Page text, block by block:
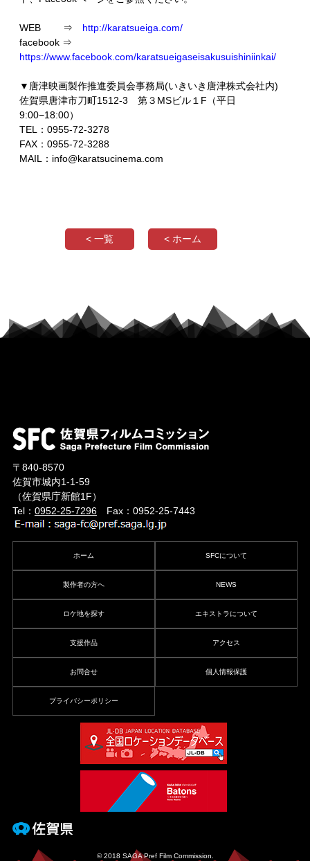
WEB ⇒ http://karatsueiga.com/
facebook ⇒
https://www.facebook.com/karatsueigaseisakusuishiniinkai/
▼唐津映画製作推進委員会事務局(いきいき唐津株式会社内)
佐賀県唐津市刀町1512-3 第３MSビル１F（平日
9:00−18:00）
TEL：0955-72-3278
FAX：0955-72-3288
MAIL：info@karatsucinema.com
< 一覧 < ホーム
〒840-8570
佐賀市城内1-1-59
（佐賀県庁新館1F）
Tel： 0952-25-7296Fax：0952-25-7443
ホーム SFCについて
製作者の方へ NEWS
ロケ地を探す エキストラについて
支援作品 アクセス
お問合せ 個人情報保護
プライバシーポリシー
© 2018 SAGA Pref Film Commission.